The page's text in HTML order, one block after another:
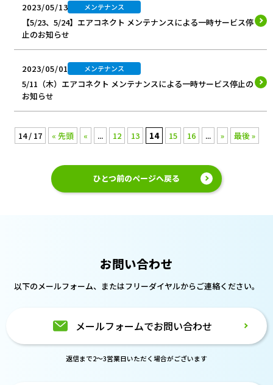
2023/05/13 メンテナンス
【5/23、5/24】エアコネクト メンテナンスによる一時サービス停
止のお知らせ
2023/05/01 メンテナンス
5/11（木）エアコネクト メンテナンスによる一時サービス停止の
お知らせ
14 / 17 « 先頭 « ... 12 13 14 15 16 ... » 最後 »
ひとつ前のページへ戻る
お問い合わせ
以下のメールフォーム、またはフリーダイヤルからご連絡ください。
メールフォームでお問い合わせ
返信まで2～3営業日いただく場合がございます